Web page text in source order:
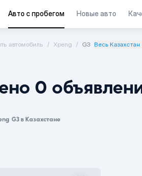
Авто с пробегом Новые авто
автомобиль Xpeng G3 Весь Казахстан
0
G3 в Казахстане